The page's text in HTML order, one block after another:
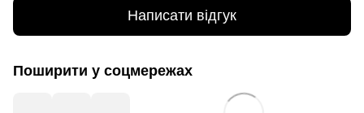
Написати відгук
Поширити у соцмережах